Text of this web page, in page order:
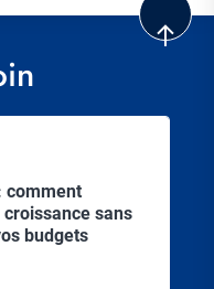
comment
sans
budgets